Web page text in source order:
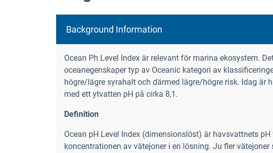
Background Information
Ocean Ph Level Index är relevant för marina ekosystem.
oceanegenskaper typ av Oceanic kategori av
högre/lägre syrahalt och därmed lägre/högre risk. Idag är
med ett ytvatten pH på cirka 8,1.
Definition
Ocean pH Level Index (dimensionslöst) är havsvattnets
koncentrationen av vätejoner i en lösning. Ju fler